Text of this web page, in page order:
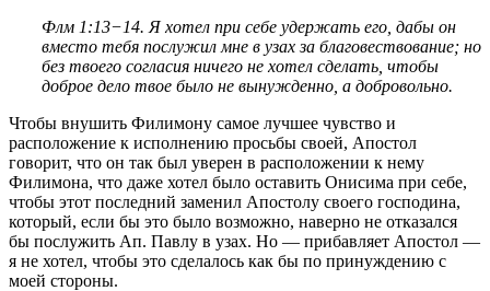
Флм 1:13−14. Я хотел при себе удержать его, дабы он
вместо тебя послужил мне в узахза благовествование; но
без твоего согласия ничего не хотел сделать, чтобы
доброе дело твое было не вынужденно, а добровольно.
Чтобы внушить Филимону самое лучшее чувство и
расположение к исполнению просьбы своей, Апостол
говорит, что он так был уверен в расположении к нему
Филимона, что даже хотел было оставить Онисима при себе,
чтобы этот последний заменил Апостолу своего господина,
который, если бы это было возможно, наверно не отказался
бы послужить Ап. Павлу в узах. Но — прибавляет Апостол —
я не хотел, чтобы это сделалось как бы по принуждению с
моей стороны.